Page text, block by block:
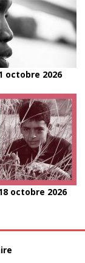
octobre 2026
octobre 2026